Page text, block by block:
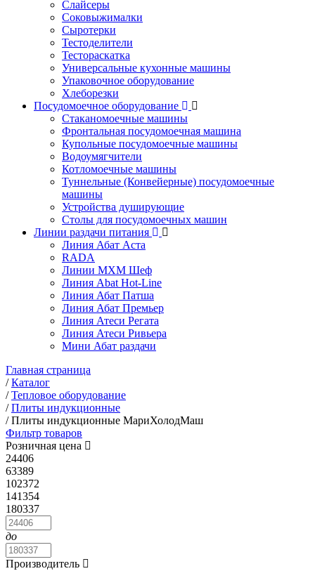
Слайсеры
Соковыжималки
Сыротерки
Тестоделители
Тестораскатка
Универсальные кухонные машины
Упаковочное оборудование
Хлеборезки
Посудомоечное оборудование
Стаканомоечные машины
Фронтальная посудомоечная машина
Купольные посудомоечные машины
Водоумягчители
Котломоечные машины
Туннельные (Конвейерные) посудомоечные
машины
Устройства душирующие
Столы для посудомоечных машин
Линии раздачи питания
Линия Абат Аста
RADA
Линии МХМ Шеф
Линия Abat Hot-Line
Линия Абат Патша
Линия Абат Премьер
Линия Атеси Регата
Линия Атеси Ривьера
Мини Абат раздачи
Главная страница
/Каталог
/Тепловое оборудование
/Плиты индукционные
/Плиты индукционные МариХолодМаш
Фильтр товаров
Розничная цена
24406
63389
102372
141354
180337
до
Производитель